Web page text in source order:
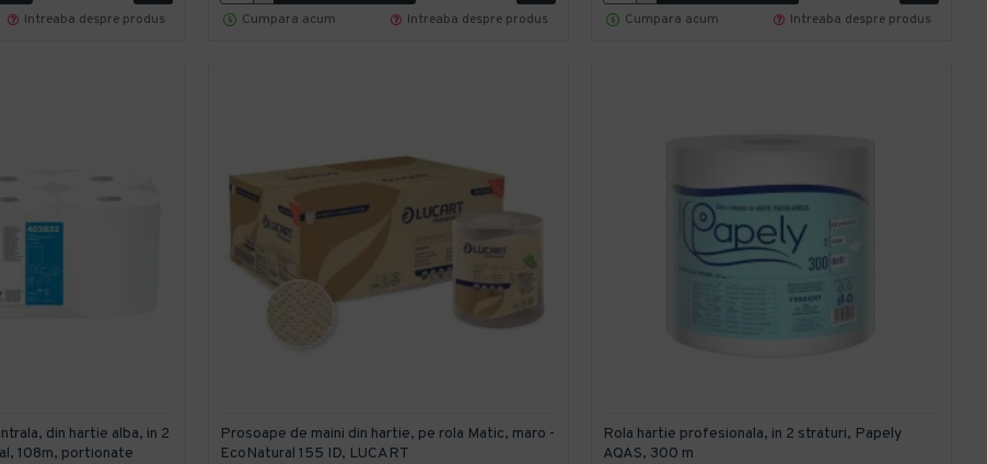
Intreaba despre produs
Cumpara acum
Intreaba despre produs
Cumpara acum
Intreaba despre produs
din hartie alba, in 2
108m, portionate
Prosoape de maini din hartie, pe rola Matic, maro -
EcoNatural 155 ID, LUCART
Rola hartie profesionala, in 2 straturi, Papely
AQAS, 300 m